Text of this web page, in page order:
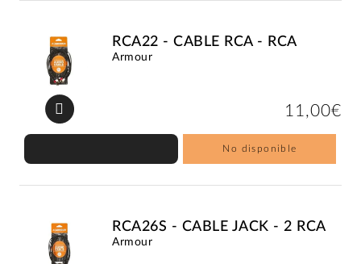
RCA22 - CABLE RCA - RCA
Armour
11,00€
No disponible
RCA26S - CABLE JACK - 2 RCA
Armour